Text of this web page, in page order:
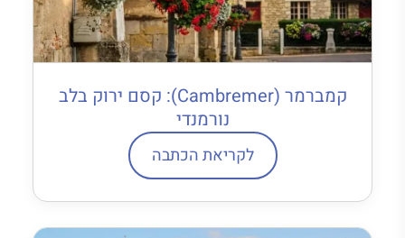
קמברמר (Cambremer): קסם ירוק בלב
נורמנדי
לקריאת הכתבה